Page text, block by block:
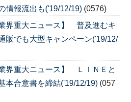
情報流出も('19/12/19) (0576)
界重大ニュース】 普及進むキ
販でも大型キャンペーン('19/12/
界重大ニュース】 ＬＩＮＥと
本合意書を締結('19/12/19) (057